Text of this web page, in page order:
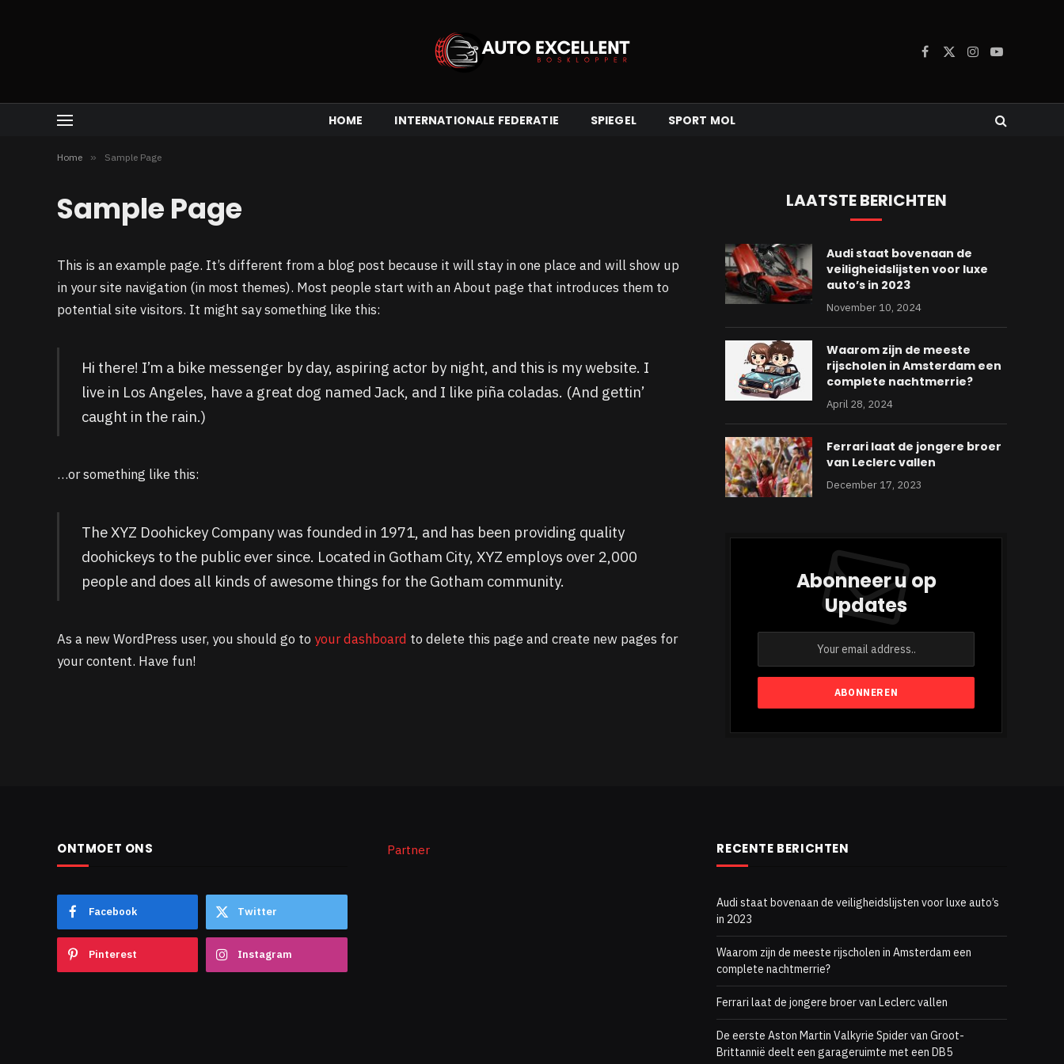
Facebook
X
Instagram
YouTube
HOME INTERNATIONALE FEDERATIE SPIEGEL SPORT MOL
Home » Sample Page
Sample Page
This is an example page. It’s different from a blog post because it will stay in one place and will show up
in your site navigation (in most themes). Most people start with an About page that introduces them to
potential site visitors. It might say something like this:
Hi there! I’m a bike messenger by day, aspiring actor by night, and this is my website. I
live in Los Angeles, have a great dog named Jack, and I like piña coladas. (And gettin’
caught in the rain.)
…or something like this:
The XYZ Doohickey Company was founded in 1971, and has been providing quality
doohickeys to the public ever since. Located in Gotham City, XYZ employs over 2,000
people and does all kinds of awesome things for the Gotham community.
As a new WordPress user, you should go to your dashboard to delete this page and create new pages for
your content. Have fun!
LAATSTE BERICHTEN
Audi staat bovenaan de
veiligheidslijsten voor luxe
auto’s in 2023
November 10, 2024
Waarom zijn de meeste
rijscholen in Amsterdam een
complete nachtmerrie?
April 28, 2024
Ferrari laat de jongere broer
van Leclerc vallen
December 17, 2023
Abonneer u op
Updates
ONTMOET ONS
Facebook Twitter
Pinterest Instagram
Partner RECENTE BERICHTEN
Audi staat bovenaan de veiligheidslijsten voor luxe auto’s
in 2023
Waarom zijn de meeste rijscholen in Amsterdam een
complete nachtmerrie?
Ferrari laat de jongere broer van Leclerc vallen
De eerste Aston Martin Valkyrie Spider van Groot-
Brittannië deelt een garageruimte met een DB5